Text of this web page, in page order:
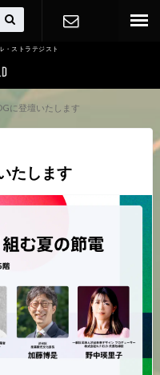
・ストラテジスト
に登壇いたします
たします